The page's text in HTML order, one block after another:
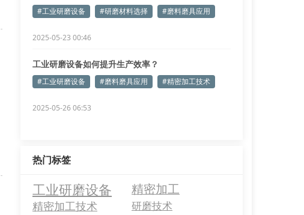
#工业研磨设备 #研磨材料选择 #磨料磨具应用
2025-05-23 00:46
工业研磨设备如何提升生产效率？
#工业研磨设备 #磨料磨具应用 #精密加工技术
2025-05-26 06:53
热门标签
工业研磨设备 精密加工
精密加工技术 研磨技术